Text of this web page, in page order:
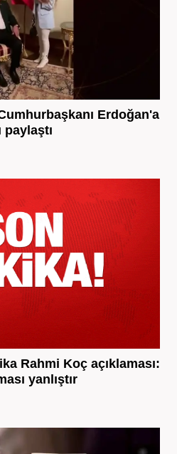
Erdoğan'a
paylaştı
Rahmi Koç açıklaması:
yanlıştır